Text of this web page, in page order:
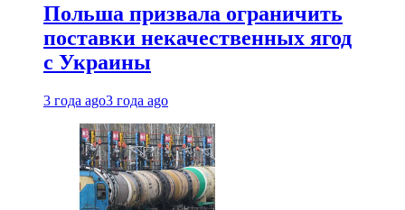
Польша призвала ограничить
поставки некачественных ягод
с Украины
3 года ago3 года ago